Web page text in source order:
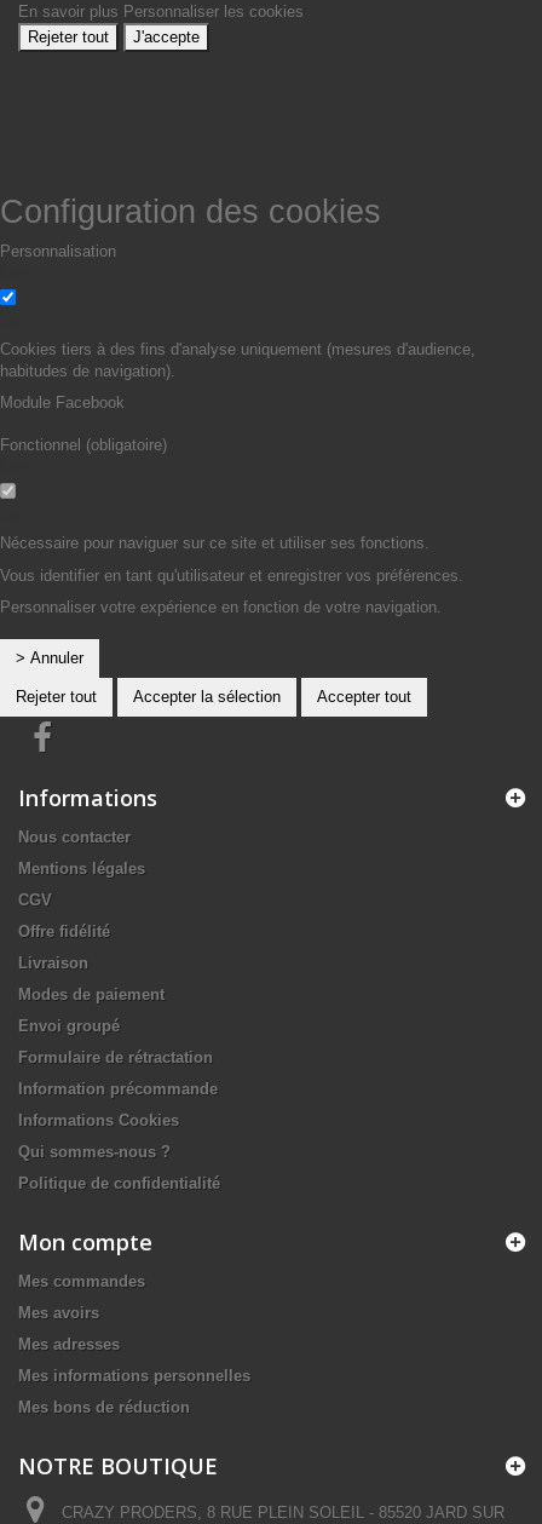
En savoir plus Personnaliser les cookies
Rejeter tout
J'accepte
Configuration des cookies
Personnalisation
Cookies tiers à des fins d'analyse uniquement (mesures d'audience,
habitudes de navigation).
Module Facebook
Fonctionnel (obligatoire)
Nécessaire pour naviguer sur ce site et utiliser ses fonctions.
Vous identifier en tant qu'utilisateur et enregistrer vos préférences.
Personnaliser votre expérience en fonction de votre navigation.
> Annuler
Rejeter tout Accepter la sélection Accepter tout
Informations
Nous contacter
Mentions légales
CGV
Offre fidélité
Livraison
Modes de paiement
Envoi groupé
Formulaire de rétractation
Information précommande
Informations Cookies
Qui sommes-nous ?
Politique de confidentialité
Mon compte
Mes commandes
Mes avoirs
Mes adresses
Mes informations personnelles
Mes bons de réduction
NOTRE BOUTIQUE
CRAZY PRODERS, 8 RUE PLEIN SOLEIL - 85520 JARD SUR